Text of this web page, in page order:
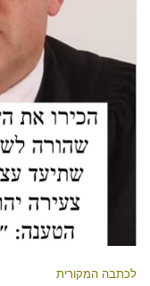
לכתבה המקורית